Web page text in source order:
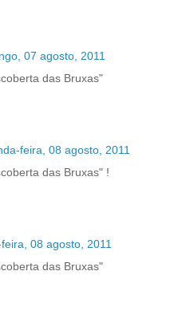
07 agosto, 2011
das Bruxas"
feira, 08 agosto, 2011
das Bruxas" !
08 agosto, 2011
das Bruxas"